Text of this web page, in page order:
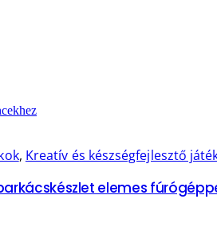
, Kreatív és készségfejlesztő
elemes